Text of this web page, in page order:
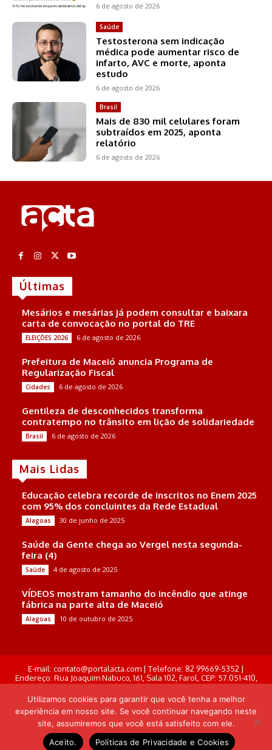
6 de agosto de 2026
Saúde
Testosterona sem indicação
médica pode aumentar risco de
infarto, AVC e morte, aponta
estudo
6 de agosto de 2026
Brasil
Mais de 830 mil celulares foram
subtraídos em 2025, aponta
relatório
6 de agosto de 2026
Últimas
Mesários e mesárias já podem consultar e baixara
carta de convocação no portal do TRE
ELEIÇÕES 2026 6 de agosto de 2026
Prefeitura de Maceió anuncia Programa de
Regularização Fiscal
Cidades 6 de agosto de 2026
Gentileza de desconhecidos transforma
contratempo no trânsito em lição de solidariedade
Brasil 6 de agosto de 2026
Mais Lidas
Educação celebra recorde de inscritos no Enem 2025
com 95% dos concluintes da Rede Estadual
Alagoas 30 de junho de 2025
Saúde da Gente chega ao Vergel nesta segunda-
feira (4)
Saúde 4 de agosto de 2025
VÍDEOS mostram tamanho do incêndio que atinge
fábrica na parte alta de Maceió
Alagoas 10 de outubro de 2025
E-mail: contato@portalacta.com | Telefone: 82 99669-5352 |
Endereço: Rua Joaquim Nabuco, 161, Sala 102, Farol, CEP: 57.051-410,
Maceió, Alagoas . Responsável Técnico: Derek Gustavo de Morais
Pereira
© Portal Acta - 2025-2026.
Desenvolvido por: Arthur Almeida
Utilizamos cookies para garantir que você tenha a melhor
experiência em nosso site. Se você continuar navegando neste
site, assumiremos que você está satisfeito com ele.
Aceito.
Políticas de Privacidade e Cookies